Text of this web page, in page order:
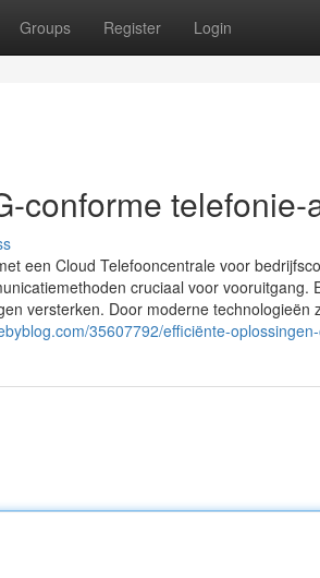
Groups Register Login
conforme
een Cloud Telefooncentrale voor
cruciaal voor vooruitgang.
versterken. Door moderne technologieën
35607792/efficiënte-